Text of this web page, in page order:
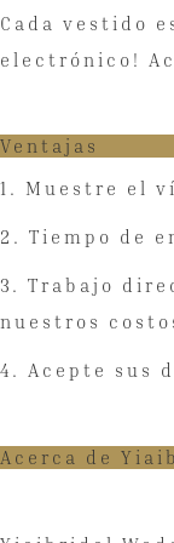
Cada vestido
electrónico!
Ventajas
1. Muestre el
2. Tiempo de
3. Trabajo
nuestros
4. Acepte sus
Acerca de